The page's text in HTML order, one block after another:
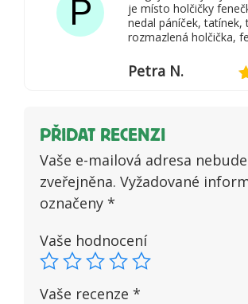
P
je místo holčičky
nedal páníček, tatínek,
rozmazlená holčička,
Petra N.
PŘIDAT RECENZI
Vaše e-mailová adresa nebude
zveřejněna. Vyžadované
označeny *
Vaše hodnocení
Vaše recenze *